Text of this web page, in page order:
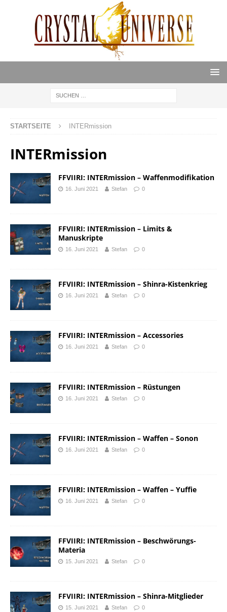
STARTSEITE INTERmission
INTERmission
FFVIIRI: INTERmission – Waffenmodifikation
16. Juni 2021 Stefan 0
FFVIIRI: INTERmission – Limits &
Manuskripte
16. Juni 2021 Stefan 0
FFVIIRI: INTERmission – Shinra-Kistenkrieg
16. Juni 2021 Stefan 0
FFVIIRI: INTERmission – Accessories
16. Juni 2021 Stefan 0
FFVIIRI: INTERmission – Rüstungen
16. Juni 2021 Stefan 0
FFVIIRI: INTERmission – Waffen – Sonon
16. Juni 2021 Stefan 0
FFVIIRI: INTERmission – Waffen – Yuffie
16. Juni 2021 Stefan 0
FFVIIRI: INTERmission – Beschwörungs-
Materia
15. Juni 2021 Stefan 0
FFVIIRI: INTERmission – Shinra-Mitglieder
15. Juni 2021 Stefan 0